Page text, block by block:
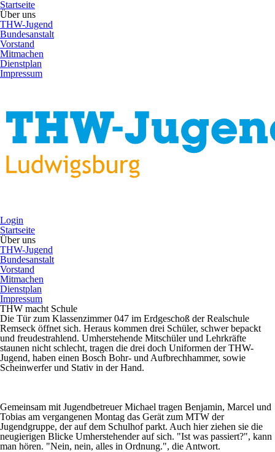
Startseite
Über uns
THW-Jugend
Bundesanstalt
Vorstand
Mitmachen
Dienstplan
Impressum
Login
Startseite
Über uns
THW-Jugend
Bundesanstalt
Vorstand
Mitmachen
Dienstplan
Impressum
THW macht Schule
Die Tür zum Klassenzimmer 047 im Erdgeschoß der Realschule
Remseck öffnet sich. Heraus kommen drei Schüler, schwer bepackt
und freudestrahlend. Umherstehende Mitschüler und Lehrkräfte
staunen nicht schlecht, tragen die drei doch Uniformen der THW-
Jugend, haben einen Bosch Bohr- und Aufbrechhammer, sowie
Scheinwerfer und Stativ in der Hand.
Gemeinsam mit Jugendbetreuer Michael tragen Benjamin, Marcel und
Tobias am vergangenen Montag das Gerät zum MTW der
Jugendgruppe, der auf dem Schulhof parkt. Auch hier ziehen sie die
neugierigen Blicke Umherstehender auf sich. "Ist was passiert?", kann
man hören. "Nein, nein, alles in Ordnung.", die Antwort.